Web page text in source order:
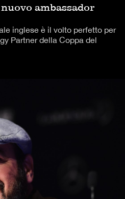
ambassador
inglese è il volto perfetto per
Partner della Coppa del